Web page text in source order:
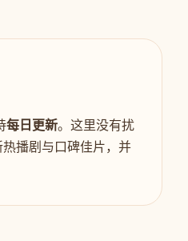
每日更新。这里没有扰
播剧与口碑佳片，并